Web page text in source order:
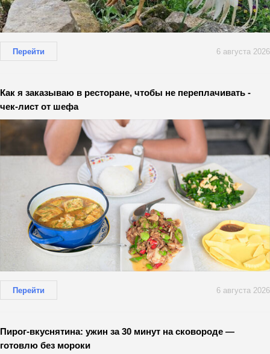
Перейти 6 августа 2026
Как я заказываю в ресторане, чтобы не переплачивать -
чек-лист от шефа
Перейти 6 августа 2026
Пирог-вкуснятина: ужин за 30 минут на сковороде —
готовлю без мороки